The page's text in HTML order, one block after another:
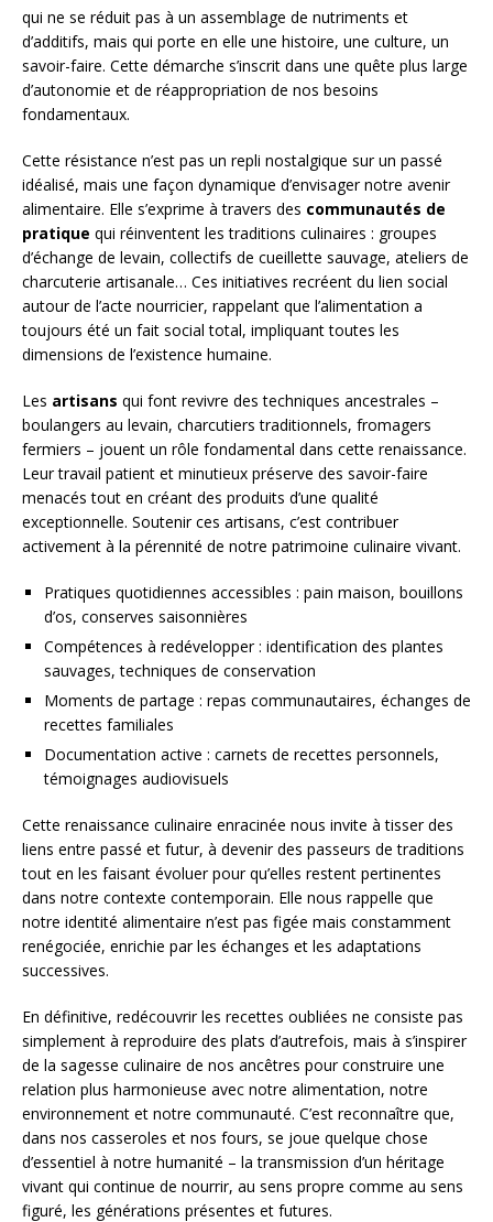
qui ne se réduit pas à un assemblage de nutriments et
d’additifs, mais qui porte en elle une histoire, une culture, un
savoir-faire. Cette démarche s’inscrit dans une quête plus large
d’autonomie et de réappropriation de nos besoins
fondamentaux.
Cette résistance n’est pas un repli nostalgique sur un passé
idéalisé, mais une façon dynamique d’envisager notre avenir
alimentaire. Elle s’exprime à travers des communautés de
pratique qui réinventent les traditions culinaires : groupes
d’échange de levain, collectifs de cueillette sauvage, ateliers de
charcuterie artisanale… Ces initiatives recréent du lien social
autour de l’acte nourricier, rappelant que l’alimentation a
toujours été un fait social total, impliquant toutes les
dimensions de l’existence humaine.
Les artisans qui font revivre des techniques ancestrales –
boulangers au levain, charcutiers traditionnels, fromagers
fermiers – jouent un rôle fondamental dans cette renaissance.
Leur travail patient et minutieux préserve des savoir-faire
menacés tout en créant des produits d’une qualité
exceptionnelle. Soutenir ces artisans, c’est contribuer
activement à la pérennité de notre patrimoine culinaire vivant.
Pratiques quotidiennes accessibles : pain maison, bouillons
d’os, conserves saisonnières
Compétences à redévelopper : identification des plantes
sauvages, techniques de conservation
Moments de partage : repas communautaires, échanges de
recettes familiales
Documentation active : carnets de recettes personnels,
témoignages audiovisuels
Cette renaissance culinaire enracinée nous invite à tisser des
liens entre passé et futur, à devenir des passeurs de traditions
tout en les faisant évoluer pour qu’elles restent pertinentes
dans notre contexte contemporain. Elle nous rappelle que
notre identité alimentaire n’est pas figée mais constamment
renégociée, enrichie par les échanges et les adaptations
successives.
En définitive, redécouvrir les recettes oubliées ne consiste pas
simplement à reproduire des plats d’autrefois, mais à s’inspirer
de la sagesse culinaire de nos ancêtres pour construire une
relation plus harmonieuse avec notre alimentation, notre
environnement et notre communauté. C’est reconnaître que,
dans nos casseroles et nos fours, se joue quelque chose
d’essentiel à notre humanité – la transmission d’un héritage
vivant qui continue de nourrir, au sens propre comme au sens
figuré, les générations présentes et futures.